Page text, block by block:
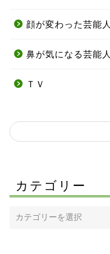
顔が変わった芸能人
鼻が気になる芸能人
ＴＶ
カテゴリー